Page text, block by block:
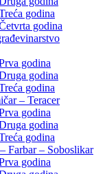
godina
godina
godina
godina
godina
– Teracer
godina
godina
godina
Farbar – Soboslikar
godina